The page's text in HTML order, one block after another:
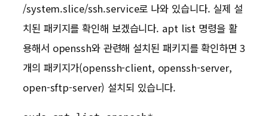
/system.slice/ssh.service로 나와 있습니다. 실제 설
치된 패키지를 확인해 보겠습니다. apt list 명령을 활
용해서 openssh와 관련해 설치된 패키지를 확인하면 3
개의 패키지가(openssh-client, openssh-server,
open-sftp-server) 설치되 있습니다.